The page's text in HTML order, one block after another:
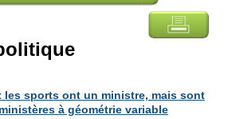
les sports ont un ministre, mais sont
à géométrie variable